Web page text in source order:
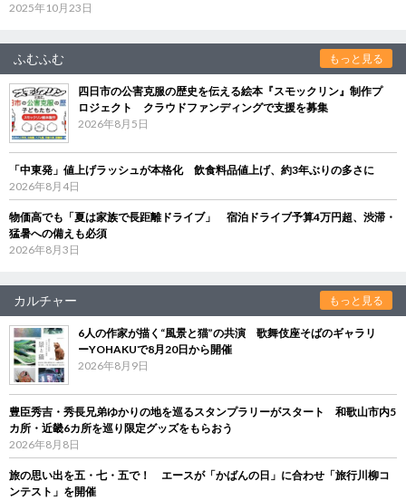
2025年10月23日
ふむふむ もっと見る
四日市の公害克服の歴史を伝える絵本『スモックリン』制作プ
ロジェクト クラウドファンディングで支援を募集
2026年8月5日
「中東発」値上げラッシュが本格化 飲食料品値上げ、約3年ぶりの多さに
2026年8月4日
物価高でも「夏は家族で長距離ドライブ」 宿泊ドライブ予算4万円超、渋滞・
猛暑への備えも必須
2026年8月3日
カルチャー もっと見る
6人の作家が描く“風景と猫”の共演 歌舞伎座そばのギャラリ
ーYOHAKUで8月20日から開催
2026年8月9日
豊臣秀吉・秀長兄弟ゆかりの地を巡るスタンプラリーがスタート 和歌山市内5
カ所・近畿6カ所を巡り限定グッズをもらおう
2026年8月8日
旅の思い出を五・七・五で！ エースが「かばんの日」に合わせ「旅行川柳コ
ンテスト」を開催